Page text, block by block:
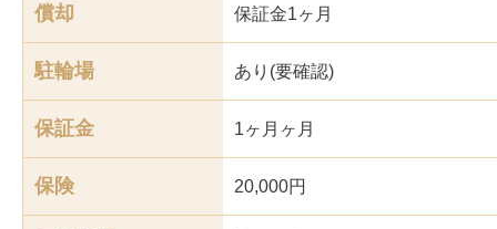
償却 保証金1ヶ月
駐輪場 あり(要確認)
保証金 1ヶ月ヶ月
保険 20,000円